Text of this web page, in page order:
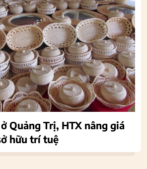
Quảng Trị, HTX nâng giá
hữu trí tuệ